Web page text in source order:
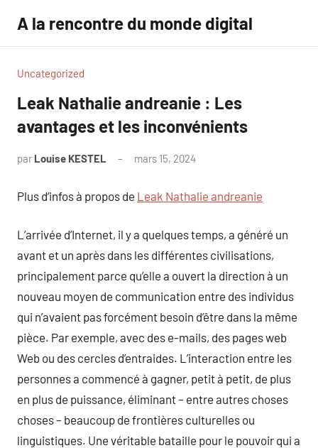
contenu
A la rencontre du monde digital
Uncategorized
Leak Nathalie andreanie : Les
avantages et les inconvénients
par Louise KESTEL mars 15, 2024
Plus d’infos à propos de Leak Nathalie andreanie
L’arrivée d’Internet, il y a quelques temps, a généré un
avant et un après dans les différentes civilisations,
principalement parce qu’elle a ouvert la direction à un
nouveau moyen de communication entre des individus
qui n’avaient pas forcément besoin d’être dans la même
pièce. Par exemple, avec des e-mails, des pages web
Web ou des cercles d’entraides. L’interaction entre les
personnes a commencé à gagner, petit à petit, de plus
en plus de puissance, éliminant – entre autres choses
choses – beaucoup de frontières culturelles ou
linguistiques. Une véritable bataille pour le pouvoir qui a